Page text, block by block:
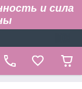
и сила